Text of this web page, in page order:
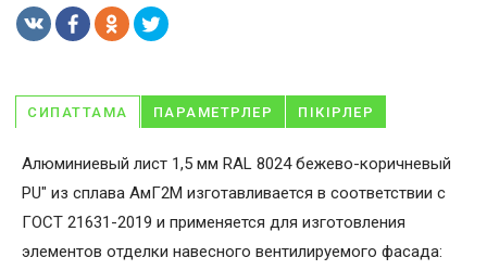
СИПАТТАМА ПАРАМЕТРЛЕР ПІКІРЛЕР
Алюминиевый лист 1,5 мм RAL 8024 бежево-коричневый
PU" из сплава АмГ2М изготавливается в соответствии с
ГОСТ 21631-2019 и применяется для изготовления
элементов отделки навесного вентилируемого фасада: